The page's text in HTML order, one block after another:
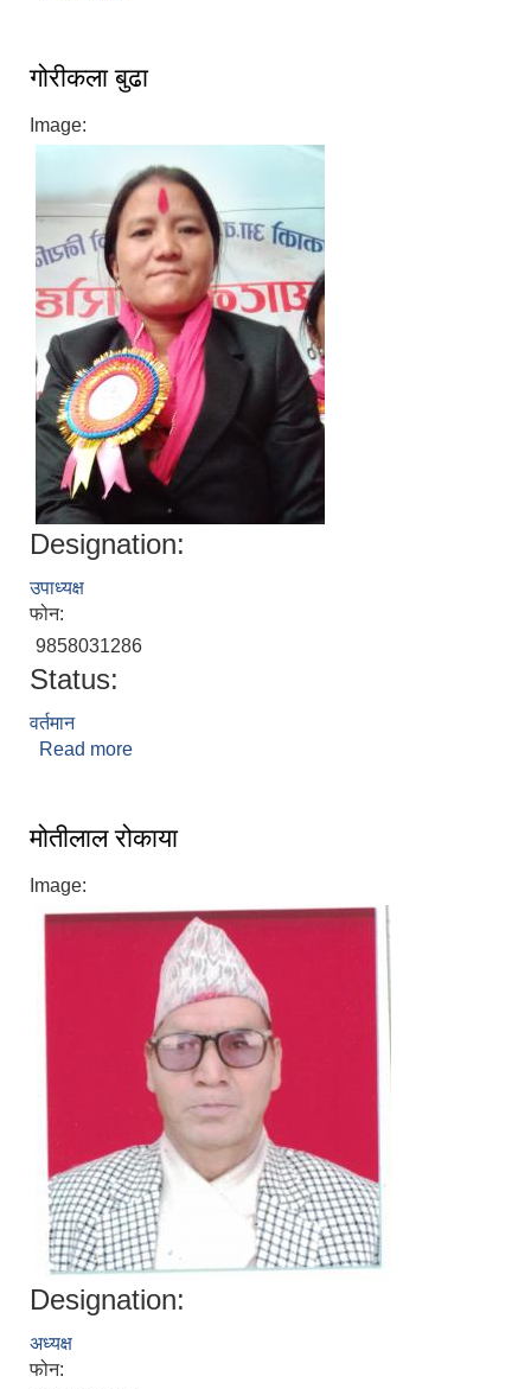
गोरीकला बुढा
Image:
Designation:
उपाध्यक्ष
फोन:
9858031286
Status:
वर्तमान
Read more
मोतीलाल रोकाया
Image:
Designation:
अध्यक्ष
फोन: